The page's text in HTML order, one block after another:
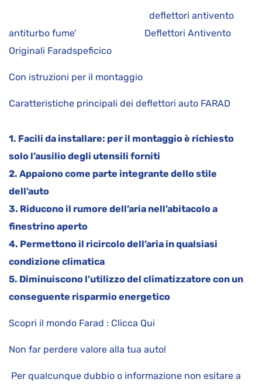
deflettori antivento
antiturbo fume’ Deflettori Antivento
Originali Faradspeficico
Con istruzioni per il montaggio
Caratteristiche principali dei deflettori auto FARAD
1. Facili da installare: per il montaggio è richiesto
solo l’ausilio degli utensili forniti
2. Appaiono come parte integrante dello stile
dell’auto
3. Riducono il rumore dell’aria nell’abitacolo a
finestrino aperto
4. Permettono il ricircolo dell’aria in qualsiasi
condizione climatica
5. Diminuiscono l’utilizzo del climatizzatore con un
conseguente risparmio energetico
Scopri il mondo Farad : Clicca Qui
Non far perdere valore alla tua auto!
Per qualcunque dubbio o informazione non esitare a